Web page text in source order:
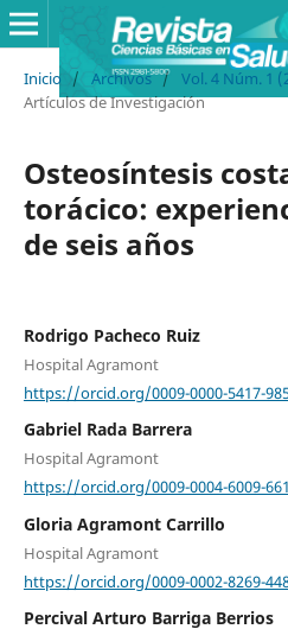
Inicio / Archivos / Vol. 4 Núm. 1
Artículos de Investigación
Osteosíntesis
torácico:
de seis años
Rodrigo Pacheco Ruiz
Hospital Agramont
https://orcid.org/0009-0000-5417-
Gabriel Rada Barrera
Hospital Agramont
https://orcid.org/0009-0004-6009-
Gloria Agramont Carrillo
Hospital Agramont
https://orcid.org/0009-0002-8269-
Percival Arturo Barriga Berrios